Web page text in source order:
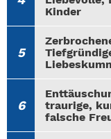
Kinder
traurige,
falsche